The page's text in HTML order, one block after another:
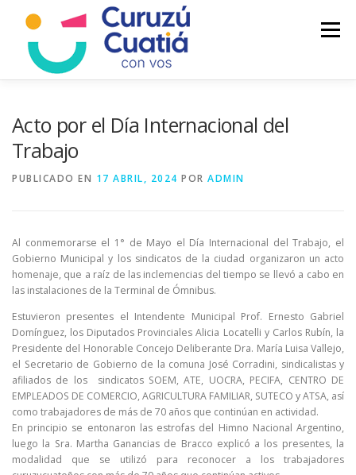
contenido
Menú
Acto por el Día Internacional del
Trabajo
PUBLICADO EN 17 ABRIL, 2024 POR ADMIN
Al conmemorarse el 1° de Mayo el Día Internacional del Trabajo, el
Gobierno Municipal y los sindicatos de la ciudad organizaron un acto
homenaje, que a raíz de las inclemencias del tiempo se llevó a cabo en
las instalaciones de la Terminal de Ómnibus.
Estuvieron presentes el Intendente Municipal Prof. Ernesto Gabriel
Domínguez, los Diputados Provinciales Alicia Locatelli y Carlos Rubín, la
Presidente del Honorable Concejo Deliberante Dra. María Luisa Vallejo,
el Secretario de Gobierno de la comuna José Corradini, sindicalistas y
afiliados de los sindicatos SOEM, ATE, UOCRA, PECIFA, CENTRO DE
EMPLEADOS DE COMERCIO, AGRICULTURA FAMILIAR, SUTECO y ATSA, así
como trabajadores de más de 70 años que continúan en actividad.
En principio se entonaron las estrofas del Himno Nacional Argentino,
luego la Sra. Martha Ganancias de Bracco explicó a los presentes, la
modalidad que se utilizó para reconocer a los trabajadores